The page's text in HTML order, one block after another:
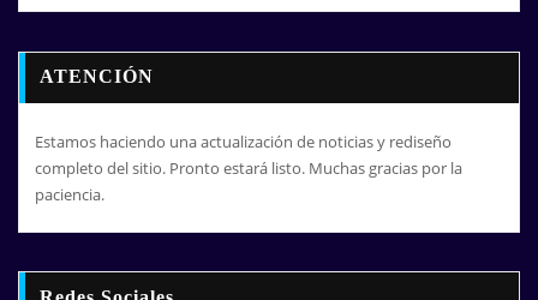
ATENCIÓN
Estamos haciendo una actualización de noticias y rediseño
completo del sitio. Pronto estará listo. Muchas gracias por la
paciencia.